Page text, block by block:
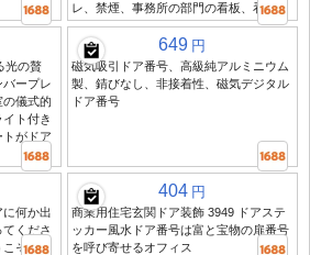
レ、禁煙、事務所の部門の看板、看板
光の贅
ープレ
儀式的
ト付き
がドア
649 円
磁気吸引ドア番号、高級純アルミニウム
製、錆びなし、非接着性、磁気デジタル
ドア番号
何か出
くださ
こそ
404 円
商業用住宅玄関ドア装飾 3949 ドアステ
ッカー風水ドア番号は富と宝物の扉番号
を呼び寄せるオフィス